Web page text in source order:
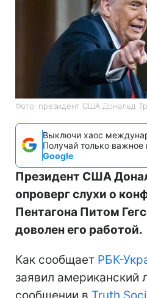
Фото: президент США Дональд
Выключи хаос
Получай только важное
Google
Президент США
опроверг слухи о
Пентагона Питом
доволен его работой.
Как сообщает РБК-
заявил американский
сообщении в Truth